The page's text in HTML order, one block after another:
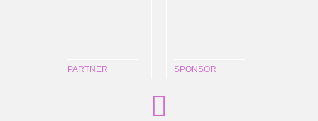
PARTNER SPONSOR